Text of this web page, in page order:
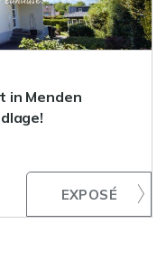
in Menden